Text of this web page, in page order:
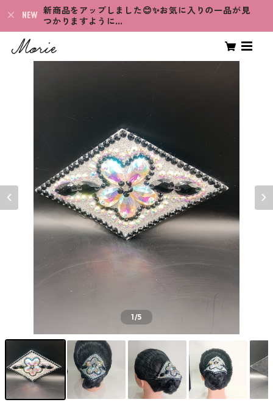
新商品をアップしました😊✨お気に入りの一品が見
つかりますように…
1/5